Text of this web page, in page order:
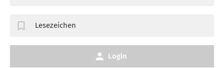
Lesezeichen
Login